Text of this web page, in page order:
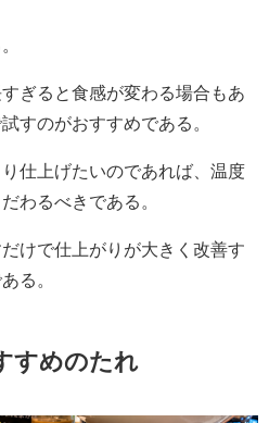
ぎると食感が変わる場合もあ
すのがおすすめである。
仕上げたいのであれば、温度
わるべきである。
けで仕上がりが大きく改善す
る。
すめのたれ